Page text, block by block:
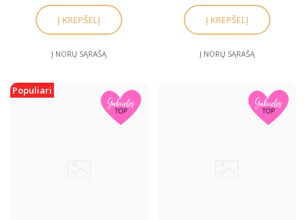
Į NORŲ SĄRAŠĄ Į NORŲ SĄRAŠĄ
Populiari